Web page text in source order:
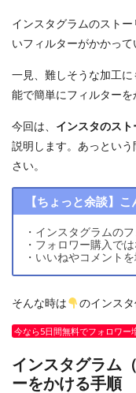
インスタグラムのスト
いフィルターがかかって
一見、難しそうな加工
能で簡単にフィルターを
今回は、 インスタのス
説明します。あっとい
さい。
【ちょっと余談】
・インスタグラムの
・フォロワー購入で
・いいねやコメント
そんな時は のインス
今なら5日間無料でフォロワー
インスタグラム
ーをかける手順